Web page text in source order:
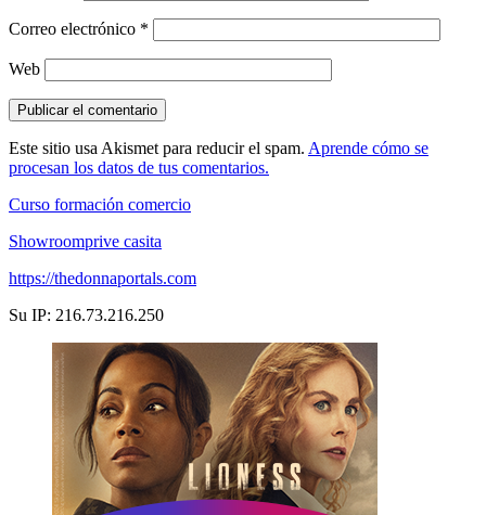
Correo electrónico *
Web
Este sitio usa Akismet para reducir el spam. Aprende cómo se
procesan los datos de tus comentarios.
Curso formación comercio
Showroomprive casita
https://thedonnaportals.com
Su IP: 216.73.216.250